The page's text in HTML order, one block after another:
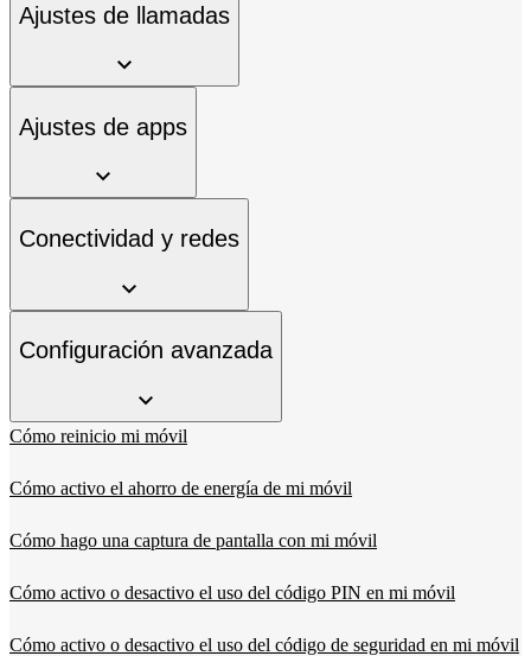
Ajustes de llamadas
Ajustes de apps
Conectividad y redes
Configuración avanzada
Cómo reinicio mi móvil
Cómo activo el ahorro de energía de mi móvil
Cómo hago una captura de pantalla con mi móvil
Cómo activo o desactivo el uso del código PIN en mi móvil
Cómo activo o desactivo el uso del código de seguridad en mi móvil